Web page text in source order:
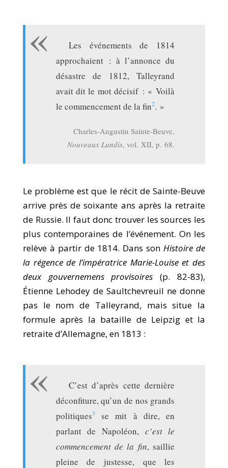
Les événements de 1814
approchaient : à l’annonce du
désastre de 1812, Talleyrand
avait dit le mot décisif : « Voilà
le commencement de la fin2. »
Charles-Augustin Sainte-Beuve,
Nouveaux Lundis, vol. XII, p. 68.
Le problème est que le récit de Sainte-Beuve
arrive près de soixante ans après la retraite
de Russie. Il faut donc trouver les sources les
plus contemporaines de l’événement. On les
relève à partir de 1814. Dans sonHistoire de
la régence de l’impératrice Marie-Louise et des
deux gouvernemens provisoires (p. 82-83),
Étienne Lehodey de Saultchevreuil ne donne
pas le nom de Talleyrand, mais situe la
formule après la bataille de Leipzig et la
retraite d’Allemagne, en 1813 :
C’est d’après cette dernière
déconfiture, qu’un de nos grands
politiques3
se mit à dire, en
parlant de Napoléon, c’est le
commencement de la fin, saillie
pleine de justesse, que les